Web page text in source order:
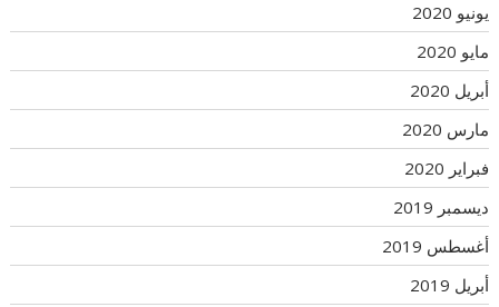
يونيو 2020
مايو 2020
أبريل 2020
مارس 2020
فبراير 2020
ديسمبر 2019
أغسطس 2019
أبريل 2019